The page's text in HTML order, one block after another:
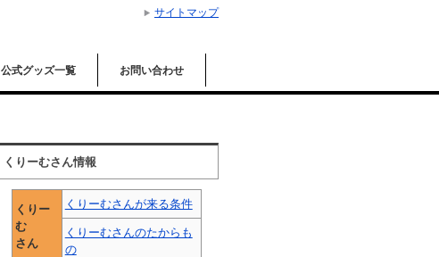
公式グッズ一覧 お問い合わせ
くりーむさん情報
くりー
む
さん
くりーむさんが来る条件
くりーむさんのたからも
の
サイトマップ